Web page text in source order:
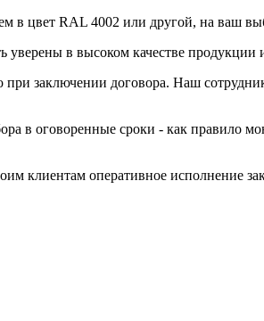
в цвет RAL 4002 или другой, на ваш
уверены в высоком качестве продукции
заключении договора. Наш
в оговоренные сроки - как правило
клиентам оперативное исполнение